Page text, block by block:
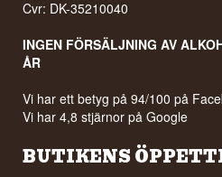
Cvr: DK-35210040
INGEN FÖRSÄLJNING AV
ÅR
Vi har ett betyg på 94/100 på
Vi har 4,8 stjärnor på Google
BUTIKENS